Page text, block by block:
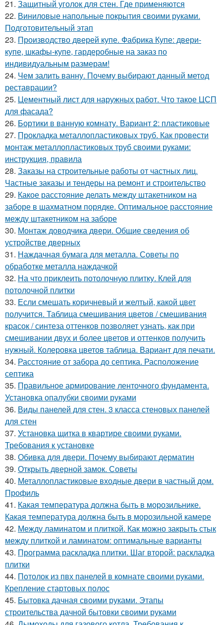
21. Защитный уголок для стен. Где применяются
22. Виниловые напольные покрытия своими руками.
Подготовительный этап
23. Производство дверей купе. Фабрика Купе: двери-
купе, шкафы-купе, гардеробные на заказ по
индивидуальным размерам!
24. Чем залить ванну. Почему выбирают данный метод
реставрации?
25. Цементный лист для наружных работ. Что такое ЦСП
для фасада?
26. Бортики в ванную комнату. Вариант 2: пластиковые
27. Прокладка металлопластиковых труб. Как провести
монтаж металлопластиковых труб своими руками:
инструкция, правила
28. Заказы на строительные работы от частных лиц.
Частные заказы и тендеры на ремонт и строительство
29. Какое расстояние делать между штакетником на
заборе в шахматном порядке. Оптимальное расстояние
между штакетником на заборе
30. Монтаж доводчика двери. Общие сведения об
устройстве дверных
31. Наждачная бумага для металла. Советы по
обработке металла наждачкой
32. На что приклеить потолочную плитку. Клей для
потолочной плитки
33. Если смешать коричневый и желтый, какой цвет
получится. Таблица смешивания цветов / смешивания
красок / синтеза оттенков позволяет узнать, как при
смешивании двух и более цветов и оттенков получить
нужный. Колеровка цветов таблица. Вариант для печати.
34. Расстояние от забора до септика. Расположение
септика
35. Правильное армирование ленточного фундамента.
Установка опалубки своими руками
36. Виды панелей для стен. 3 класса стеновых панелей
для стен
37. Установка щитка в квартире своими руками.
Требования к установке
38. Обивка для двери. Почему выбирают дерматин
39. Открыть дверной замок. Советы
40. Металлопластиковые входные двери в частный дом.
Профиль
41. Какая температура должна быть в морозильнике.
Какая температура должна быть в морозильной камере
42. Между ламинатом и плиткой. Как можно закрыть стык
между плиткой и ламинатом: оптимальные варианты
43. Программа раскладка плитки. Шаг второй: раскладка
плитки
44. Потолок из пвх панелей в комнате своими руками.
Крепление стартовых полос
45. Бытовка дачная своими руками. Этапы
строительства дачной бытовки своими руками